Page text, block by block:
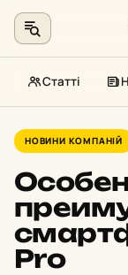
до
контенту
Статті
НОВИНИ КОМПАНІЙ
Pro